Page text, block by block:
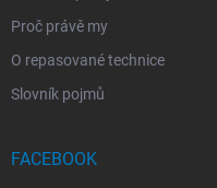
Proč právě my
O repasované technice
Slovník pojmů
FACEBOOK